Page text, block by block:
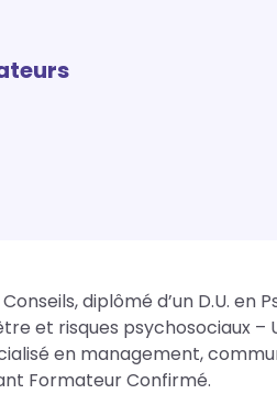
diplômé d’un D.U. en
et risques psychosociaux
en management,
Formateur Confirmé.